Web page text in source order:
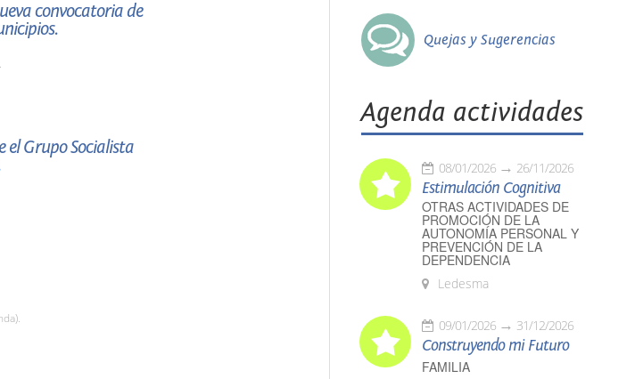
convocatoria de
el Grupo Socialista
Quejas y Sugerencias
Agenda actividades
08/01/2026 26/11/2026
Estimulación Cognitiva
OTRAS ACTIVIDADES DE
PROMOCIÓN DE LA
AUTONOMÍA PERSONAL Y
PREVENCIÓN DE LA
DEPENDENCIA
Ledesma
09/01/2026 31/12/2026
Construyendo mi Futuro
FAMILIA